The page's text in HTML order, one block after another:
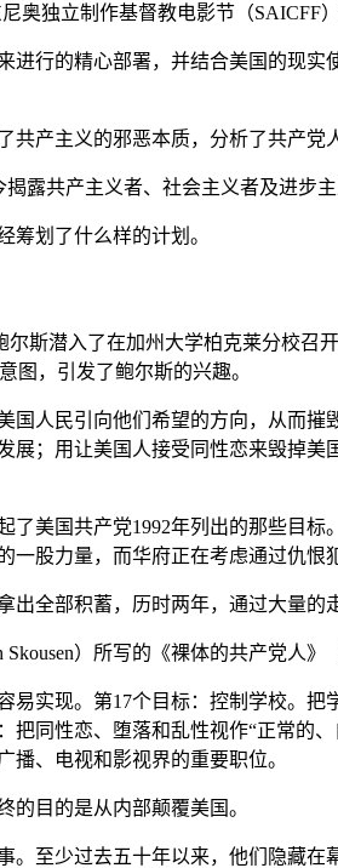
奥独立制作基督教电影节（
行的精心部署，并结合美国的现
产主义的邪恶本质，分析了共产党
露共产主义者、社会主义者及进步
筹划了什么样的计划。
尔斯潜入了在加州大学柏克莱分校
图，引发了鲍尔斯的兴趣。
人民引向他们希望的方向，从而
；用让美国人接受同性恋来毁掉
了美国共产党1992年列出的那些目
股力量，而华府正在考虑通过仇恨
全部积蓄，历时两年，通过大量的
）所写的《裸体的共产党人》
实现。第17个目标：控制学校。
同性恋、堕落和乱性视作“正常的
播、电视和影视界的重要职位。
的目的是从内部颠覆美国。
至少过去五十年以来，他们隐藏